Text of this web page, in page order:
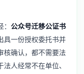
公众号迁移公证书
具一份授权委托书并
核确认，都不需要法
人经常不在单位、